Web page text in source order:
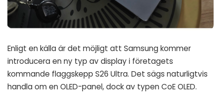
Enligt en källa är det möjligt att Samsung kommer
introducera en ny typ av display i företagets
kommande flaggskepp S26 Ultra. Det sägs naturligtvis
handla om en OLED-panel, dock av typen CoE OLED.